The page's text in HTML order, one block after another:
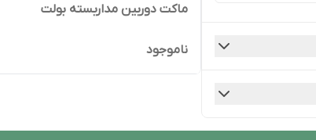
ماکت دوربین مداربسته بولت
ناموجود